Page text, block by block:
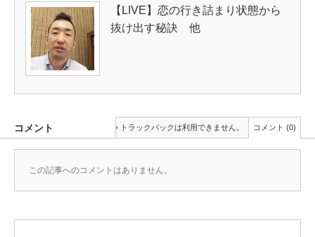
【LIVE】恋の行き詰まり状態から
抜け出す秘訣 他
コメント トラックバックは利用できません。 コメント (0)
この記事へのコメントはありません。